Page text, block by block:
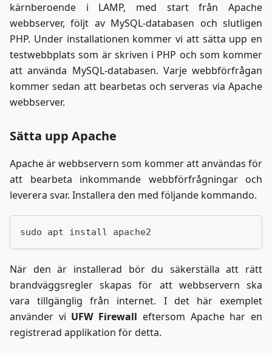
kärnberoende i LAMP, med start från Apache
webbserver, följt av MySQL-databasen och slutligen
PHP. Under installationen kommer vi att sätta upp en
testwebbplats som är skriven i PHP och som kommer
att använda MySQL-databasen. Varje webbförfrågan
kommer sedan att bearbetas och serveras via Apache
webbserver.
Sätta upp Apache
Apache är webbservern som kommer att användas för
att bearbeta inkommande webbförfrågningar och
leverera svar. Installera den med följande kommando.
sudo apt install apache2
När den är installerad bör du säkerställa att rätt
brandväggsregler skapas för att webbservern ska
vara tillgänglig från internet. I det här exemplet
använder vi UFW Firewall eftersom Apache har en
registrerad applikation för detta.